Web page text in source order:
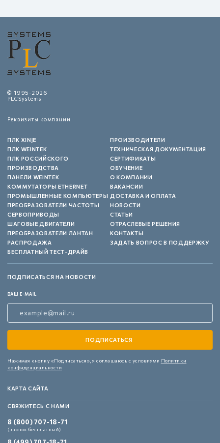
© 1995-2026
PLCSystems
Реквизиты компании
ПЛК XINJE
ПЛК WEINTEK
ПЛК РОССИЙСКОГО
ПРОИЗВОДСТВА
ПАНЕЛИ WEINTEK
КОММУТАТОРЫ ETHERNET
ПРОМЫШЛЕННЫЕ КОМПЬЮТЕРЫ
ПРЕОБРАЗОВАТЕЛИ ЧАСТОТЫ
СЕРВОПРИВОДЫ
ШАГОВЫЕ ДВИГАТЕЛИ
ПРЕОБРАЗОВАТЕЛИ ЛАНТАН
РАСПРОДАЖА
БЕСПЛАТНЫЙ ТЕСТ-ДРАЙВ
ПРОИЗВОДИТЕЛИ
ТЕХНИЧЕСКАЯ ДОКУМЕНТАЦИЯ
СЕРТИФИКАТЫ
ОБУЧЕНИЕ
О КОМПАНИИ
ВАКАНСИИ
ДОСТАВКА И ОПЛАТА
НОВОСТИ
СТАТЬИ
ОТРАСЛЕВЫЕ РЕШЕНИЯ
КОНТАКТЫ
ЗАДАТЬ ВОПРОС В ПОДДЕРЖКУ
ПОДПИСАТЬСЯ НА НОВОСТИ
ВАШ E-MAIL
Нажимая кнопку «Подписаться», я соглашаюсь с условиями Политики
конфиденциальности
КАРТА САЙТА
СВЯЖИТЕСЬ С НАМИ
8 (800) 707-18-71
(звонок бесплатный)